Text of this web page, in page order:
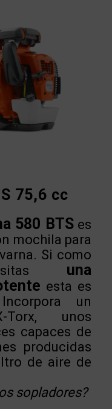
75,6 cc
580 BTSes
mochila para
Si como
una
esta es
un
unos
capaces de
producidas
de aire de
sopladores?